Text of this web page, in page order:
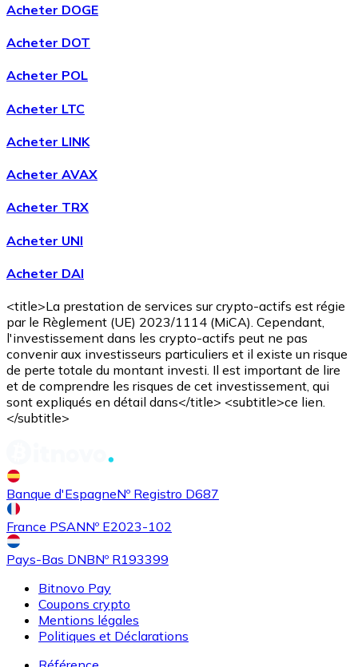
Acheter DOGE
Acheter DOT
Acheter POL
Acheter LTC
Acheter LINK
Acheter AVAX
Acheter TRX
Acheter UNI
Acheter DAI
<title>La prestation de services sur crypto-actifs est régie
par le Règlement (UE) 2023/1114 (MiCA). Cependant,
l'investissement dans les crypto-actifs peut ne pas
convenir aux investisseurs particuliers et il existe un risque
de perte totale du montant investi. Il est important de lire
et de comprendre les risques de cet investissement, qui
sont expliqués en détail dans</title> <subtitle>ce lien.
</subtitle>
Banque d'EspagneNº Registro D687
France PSANNº E2023-102
Pays-Bas DNBNº R193399
Bitnovo Pay
Coupons crypto
Mentions légales
Politiques et Déclarations